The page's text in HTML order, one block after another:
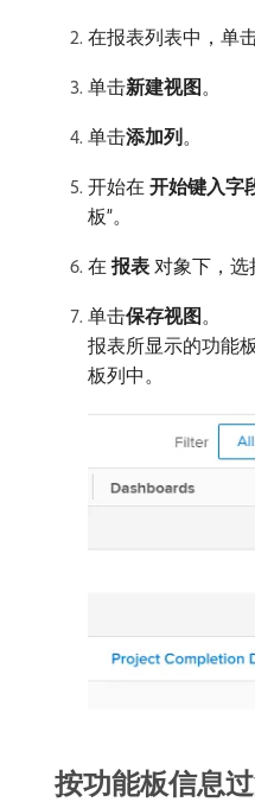
在报表列表中，单
单击​新建视图。
单击​添加列 。
开始在​ 开始键入字
板”。
在​ 报表 对象下，选
单击​保存视图。
报表所显示的功能
板列中。
按功能板信息